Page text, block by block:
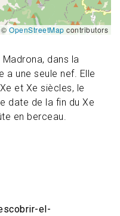
dans la
a une seule nef. Elle
et Xe siècles, le
date de la fin du Xe
en berceau.
el-
© OpenStreetMap contributors